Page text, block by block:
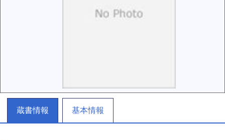
蔵書情報 基本情報